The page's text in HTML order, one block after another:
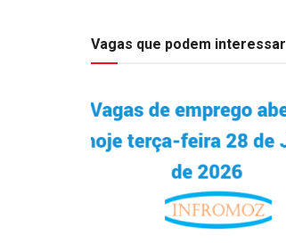
Vagas que podem interessar